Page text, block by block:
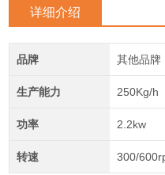
详细介绍
品牌 其他品牌
生产能力 250Kg/h
功率 2.2kw
转速 300/